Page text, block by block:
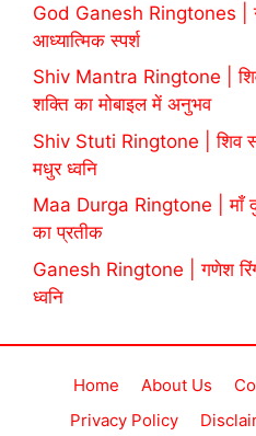
God Ganesh Ringtones |
आध्यात्मिक स्पर्श
Shiv Mantra Ringtone |
शक्ति का मोबाइल में अनुभव
Shiv Stuti Ringtone | शिव
मधुर ध्वनि
Maa Durga Ringtone | माँ
का प्रतीक
Ganesh Ringtone | गणेश
ध्वनि
Home About Us
Privacy Policy